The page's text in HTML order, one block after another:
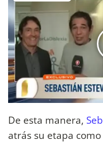
De esta manera,
atrás su etapa